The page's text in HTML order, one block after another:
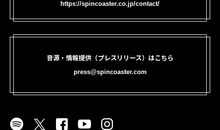
https://spincoaster.co.jp/contact/
音源・情報提供（プレスリリース）はこちら
press@spincoaster.com